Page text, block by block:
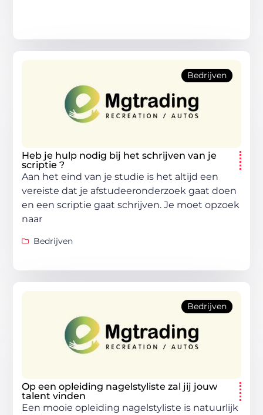
Bedrijven
Heb je hulp nodig bij het schrijven van je
scriptie ?
Aan het eind van je studie is het altijd een
vereiste dat je afstudeeronderzoek gaat doen
en een scriptie gaat schrijven. Je moet opzoek
naar
Bedrijven
Bedrijven
Op een opleiding nagelstyliste zal jij jouw
talent vinden
Een mooie opleiding nagelstyliste is natuurlijk